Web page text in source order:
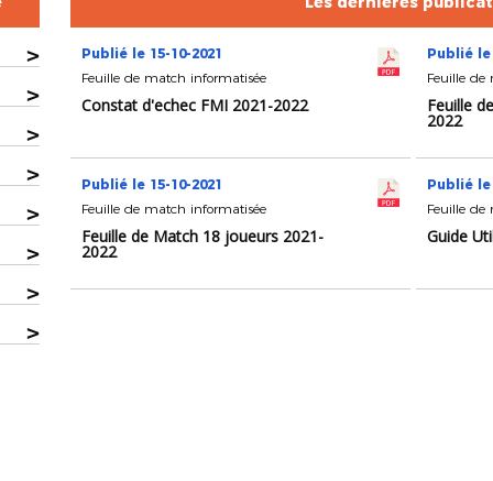
>
>
>
>
>
>
>
>
Publié le 15-10-2021
Feuille de match informatisée
Constat d'echec FMI 2021-2022
Publié le
Feuille de
Feuille
2022
Publié le 15-10-2021
Feuille de match informatisée
Feuille de Match 18 joueurs 2021-
2022
Publié le
Feuille de
Guide